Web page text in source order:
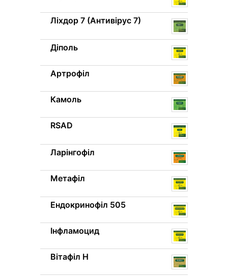
Ліхдор 7 (Антивірус 7)
Діполь
Артрофіл
Камоль
RSAD
Ларінгофіл
Метафіл
Ендокринофіл 505
Інфламоцид
Вітафіл H